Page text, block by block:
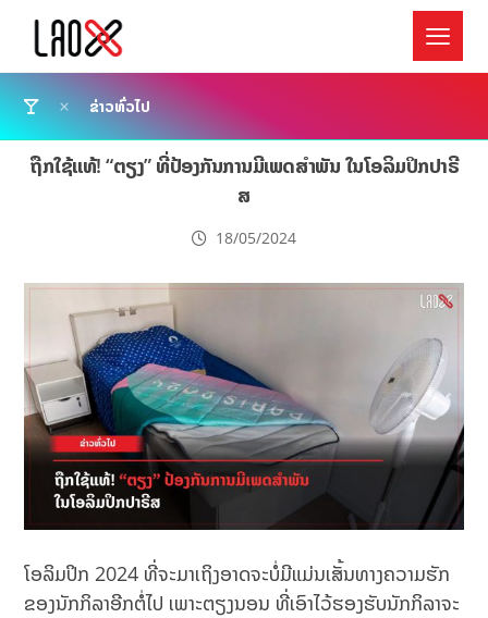
ຂ່າວທົ່ວໄປ
ຖືກໃຊ້ແທ້! “ຕຽງ” ທີ່ປ້ອງກັນການມີເພດສຳພັນ ໃນໂອລິມປິກປາຣີ
ສ
18/05/2024
ໂອລິມປິກ 2024 ທີ່ຈະມາເຖິງອາດຈະບໍ່ມີແມ່ນເສັ້ນທາງຄວາມຮັກ
ຂອງນັກກິລາອີກຕໍ່ໄປ ເພາະຕຽງນອນ ທີ່ເອົາໄວ້ຮອງຮັບນັກກິລາຈະ